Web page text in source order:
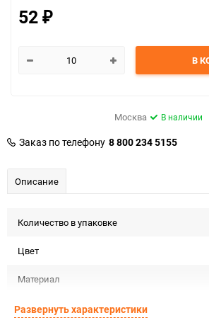
52 ₽
В
Москва В наличии
Заказ по телефону 8 800 234 5155
Описание
Количество в упаковке
Цвет
Материал
Срок годности
Развернуть характеристики